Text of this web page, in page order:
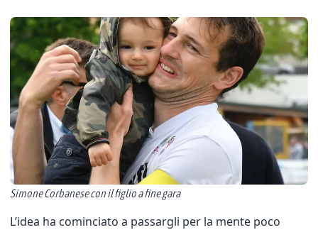
Simone Corbanese con il figlio a fine gara
L’idea ha cominciato a passargli per la mente poco